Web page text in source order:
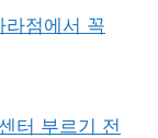
점에서 꼭
터 부르기 전